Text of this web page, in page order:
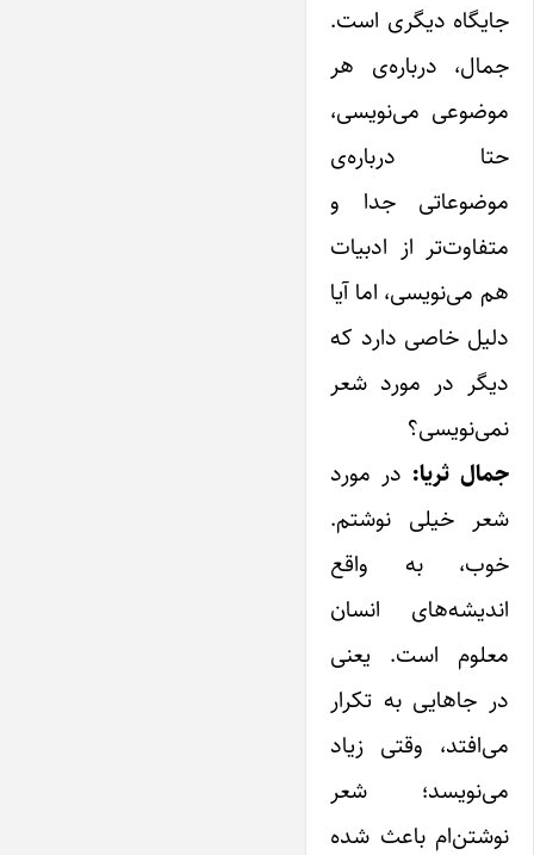
جایگاه دیگری است.
جمال، درباره‌ی هر
موضوعی می‌نویسی،
حتا درباره‌ی
موضوعاتی جدا و
متفاوت‌تر از ادبیات
هم می‌نویسی، اما‌ آیا
دلیل خاصی دارد که
دیگر در مورد شعر
نمی‌نویسی؟
جمال ثریا: در مورد
شعر خیلی نوشتم.
خوب، به واقع
‌اندیشه‌های انسان
معلوم است. ‌یعنی
در جاهایی به تکرار
می‌افتد، وقتی زیاد
می‌نویسد؛ شعر
نوشتن‌ام باعث شده